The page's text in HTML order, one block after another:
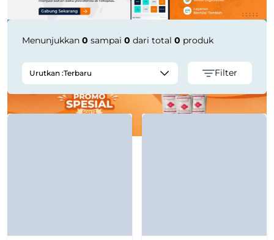
Menunjukkan 0 sampai 0 dari total 0 produk
Urutkan :Terbaru Filter